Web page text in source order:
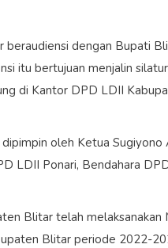
dengan Bupati
itu bertujuan menjalin
di Kantor DPD LDII
oleh Ketua
LDII Ponari, Bendahara
Blitar telah
Blitar periode 2022-